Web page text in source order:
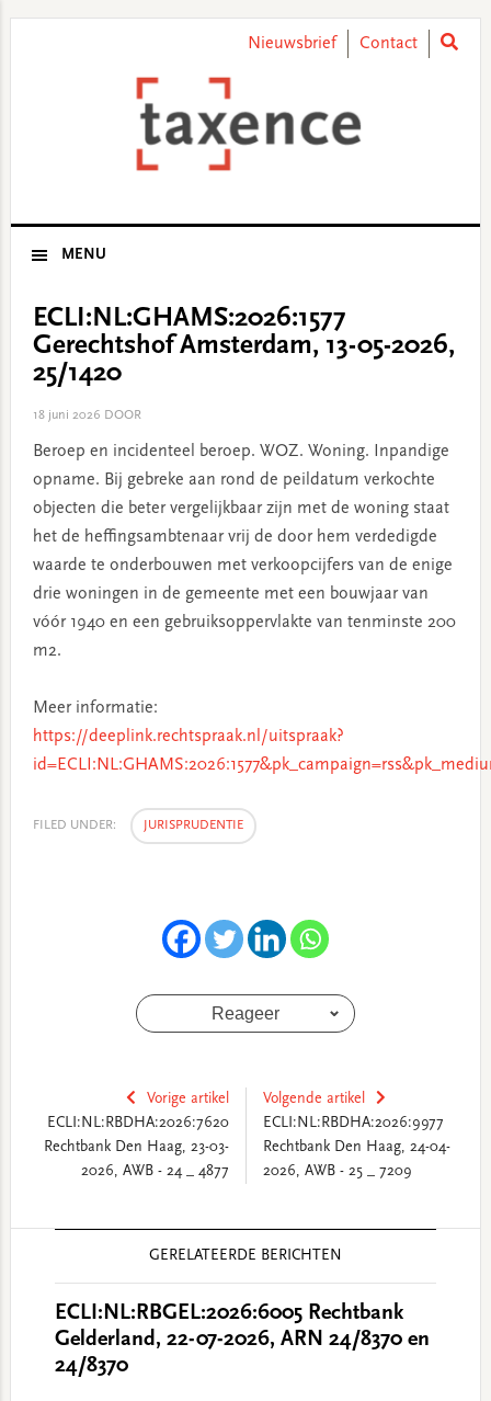
Nieuwsbrief Contact
MENU
ECLI:NL:GHAMS:2026:1577
Gerechtshof Amsterdam, 13-05-2026,
25/1420
18 juni 2026 DOOR
Beroep en incidenteel beroep. WOZ. Woning. Inpandige
opname. Bij gebreke aan rond de peildatum verkochte
objecten die beter vergelijkbaar zijn met de woning staat
het de heffingsambtenaar vrij de door hem verdedigde
waarde te onderbouwen met verkoopcijfers van de enige
drie woningen in de gemeente met een bouwjaar van
vóór 1940 en een gebruiksoppervlakte van tenminste 200
m2.
Meer informatie:
https://deeplink.rechtspraak.nl/uitspraak?
FILED UNDER: JURISPRUDENTIE
Reageer
Vorige artikel
ECLI:NL:RBDHA:2026:7620
Rechtbank Den Haag, 23-03-
2026, AWB - 24 _ 4877
Volgende artikel
ECLI:NL:RBDHA:2026:9977
Rechtbank Den Haag, 24-04-
2026, AWB - 25 _ 7209
GERELATEERDE BERICHTEN
ECLI:NL:RBGEL:2026:6005 Rechtbank
Gelderland, 22-07-2026, ARN 24/8370 en
24/8370